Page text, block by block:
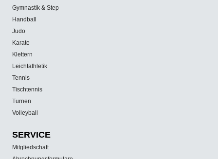
Gymnastik & Step
Handball
Judo
Karate
Klettern
Leichtathletik
Tennis
Tischtennis
Turnen
Volleyball
SERVICE
Mitgliedschaft